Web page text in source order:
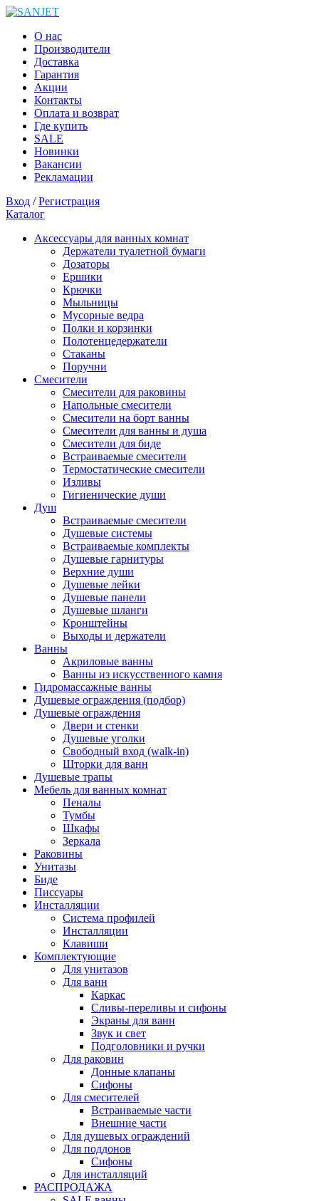
О нас
Производители
Доставка
Гарантия
Акции
Контакты
Оплата и возврат
Где купить
SALE
Новинки
Вакансии
Рекламации
Вход /Регистрация
Каталог
Аксессуары для ванных комнат
Держатели туалетной бумаги
Дозаторы
Ершики
Крючки
Мыльницы
Мусорные ведра
Полки и корзинки
Полотенцедержатели
Стаканы
Поручни
Смесители
Смесители для раковины
Напольные смесители
Смесители на борт ванны
Смесители для ванны и душа
Смесители для биде
Встраиваемые смесители
Термостатические смесители
Изливы
Гигиенические души
Душ
Встраиваемые смесители
Душевые системы
Встраиваемые комплекты
Душевые гарнитуры
Верхние души
Душевые лейки
Душевые панели
Душевые шланги
Кронштейны
Выходы и держатели
Ванны
Акриловые ванны
Ванны из искусственного камня
Гидромассажные ванны
Душевые ограждения (подбор)
Душевые ограждения
Двери и стенки
Душевые уголки
Свободный вход (walk-in)
Шторки для ванн
Душевые трапы
Мебель для ванных комнат
Пеналы
Тумбы
Шкафы
Зеркала
Раковины
Унитазы
Биде
Писсуары
Инсталляции
Система профилей
Инсталляции
Клавиши
Комплектующие
Для унитазов
Для ванн
Каркас
Сливы-переливы и сифоны
Экраны для ванн
Звук и свет
Подголовники и ручки
Для раковин
Донные клапаны
Сифоны
Для смесителей
Встраиваемые части
Внешние части
Для душевых ограждений
Для поддонов
Сифоны
Для инсталляций
РАСПРОДАЖА